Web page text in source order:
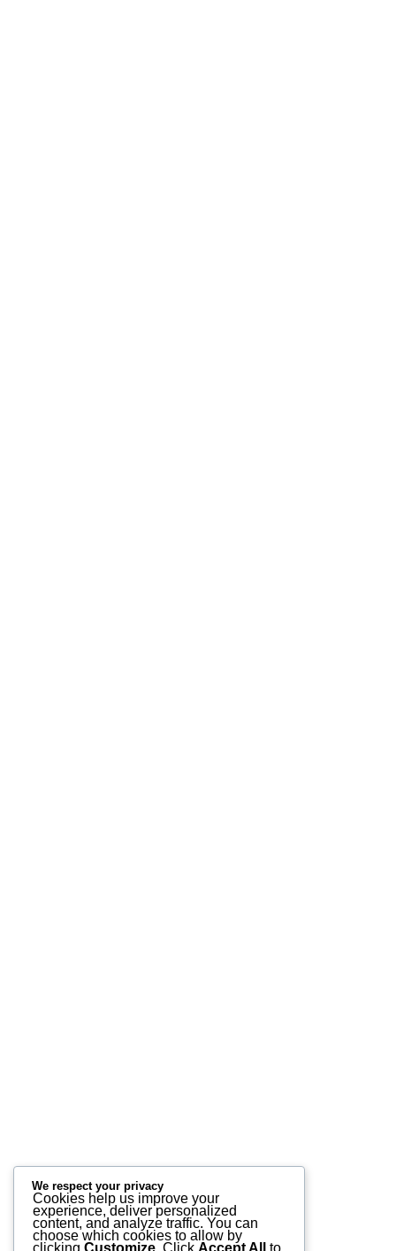
We respect your privacy
Cookies help us improve your
experience, deliver personalized
content, and analyze traffic. You can
choose which cookies to allow by
clicking Customize . Click Accept All to